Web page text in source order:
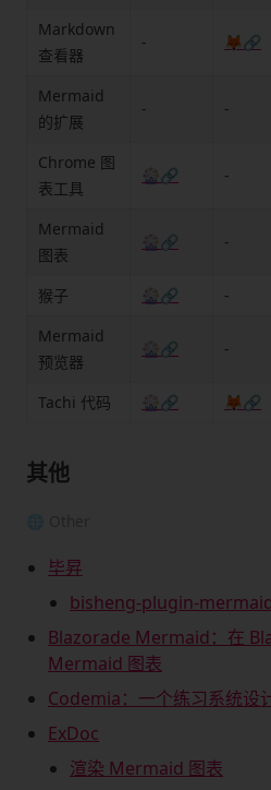
Markdown
查看器
- 🦊🔗
Mermaid
的扩展
- -
Chrome 图
表工具
🎡🔗 -
Mermaid
图表
🎡🔗 -
猴子 🎡🔗 -
Mermaid
预览器
🎡🔗 -
Tachi 代码 🎡🔗 🦊🔗
其他
🌐 Other
毕昇
bisheng-plugin-
Blazorade Mermaid：在
Mermaid 图表
Codemia：一个练习系统设
ExDoc
渲染 Mermaid 图表